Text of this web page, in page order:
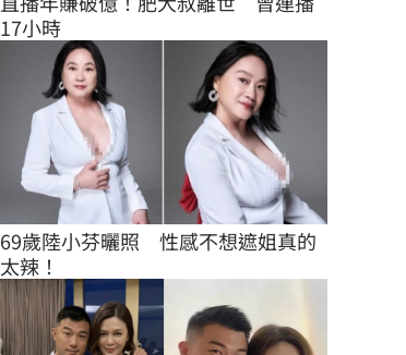
17小時
69歲陸小芬曬照　性感不想遮姐真的
太辣！